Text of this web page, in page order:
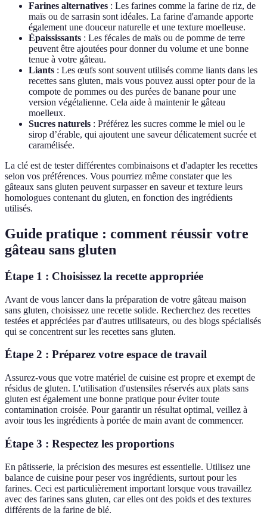
Farines alternatives : Les farines comme la farine de riz, de
maïs ou de sarrasin sont idéales. La farine d'amande apporte
également une douceur naturelle et une texture moelleuse.
Épaississants : Les fécales de maïs ou de pomme de terre
peuvent être ajoutées pour donner du volume et une bonne
tenue à votre gâteau.
Liants : Les œufs sont souvent utilisés comme liants dans les
recettes sans gluten, mais vous pouvez aussi opter pour de la
compote de pommes ou des purées de banane pour une
version végétalienne. Cela aide à maintenir le gâteau
moelleux.
Sucres naturels : Préférez les sucres comme le miel ou le
sirop d’érable, qui ajoutent une saveur délicatement sucrée et
caramélisée.
La clé est de tester différentes combinaisons et d'adapter les recettes
selon vos préférences. Vous pourriez même constater que les
gâteaux sans gluten peuvent surpasser en saveur et texture leurs
homologues contenant du gluten, en fonction des ingrédients
utilisés.
Guide pratique : comment réussir votre
gâteau sans gluten
Étape 1 : Choisissez la recette appropriée
Avant de vous lancer dans la préparation de votre gâteau maison
sans gluten, choisissez une recette solide. Recherchez des recettes
testées et appréciées par d'autres utilisateurs, ou des blogs spécialisés
qui se concentrent sur les recettes sans gluten.
Étape 2 : Préparez votre espace de travail
Assurez-vous que votre matériel de cuisine est propre et exempt de
résidus de gluten. L'utilisation d'ustensiles réservés aux plats sans
gluten est également une bonne pratique pour éviter toute
contamination croisée. Pour garantir un résultat optimal, veillez à
avoir tous les ingrédients à portée de main avant de commencer.
Étape 3 : Respectez les proportions
En pâtisserie, la précision des mesures est essentielle. Utilisez une
balance de cuisine pour peser vos ingrédients, surtout pour les
farines. Ceci est particulièrement important lorsque vous travaillez
avec des farines sans gluten, car elles ont des poids et des textures
différents de la farine de blé.